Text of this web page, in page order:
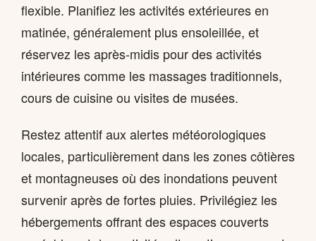
flexible. Planifiez les activités extérieures en
matinée, généralement plus ensoleillée, et
réservez les après-midis pour des activités
intérieures comme les massages traditionnels,
cours de cuisine ou visites de musées.
Restez attentif aux alertes météorologiques
locales, particulièrement dans les zones côtières
et montagneuses où des inondations peuvent
survenir après de fortes pluies. Privilégiez les
hébergements offrant des espaces couverts